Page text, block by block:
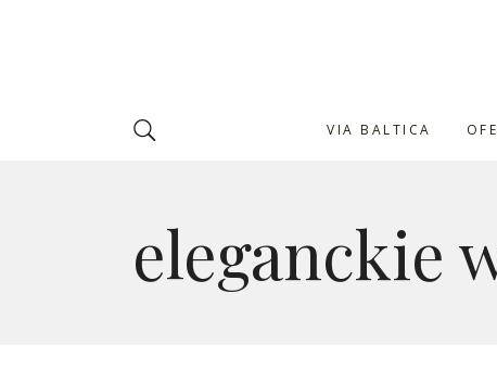
VIA BALTICA
eleganckie